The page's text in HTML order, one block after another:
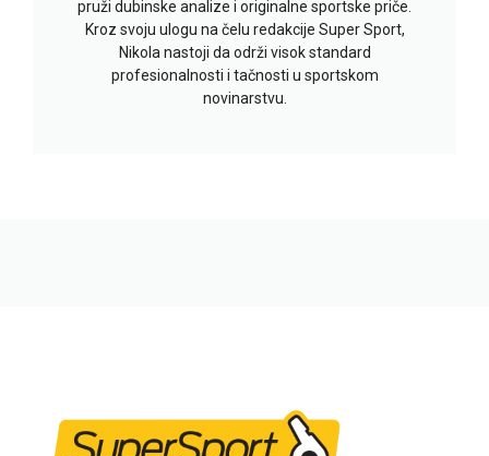
pruži dubinske analize i originalne sportske priče.
Kroz svoju ulogu na čelu redakcije Super Sport,
Nikola nastoji da održi visok standard
profesionalnosti i tačnosti u sportskom
novinarstvu.